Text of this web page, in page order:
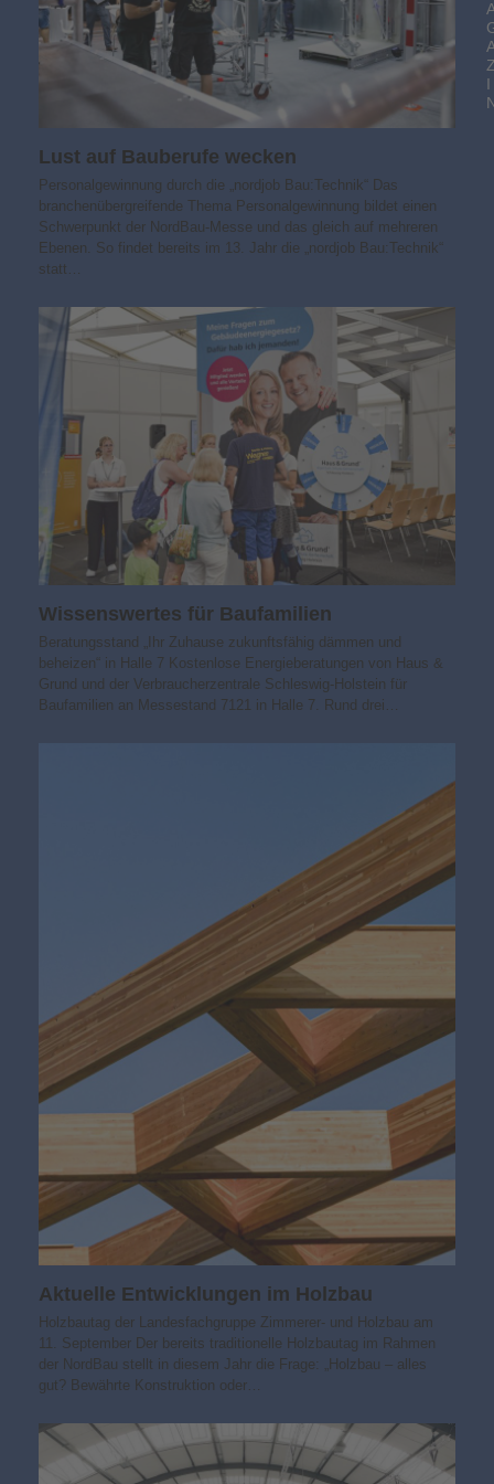
Lust auf Bauberufe wecken
Personalgewinnung durch die „nordjob Bau:Technik“ Das
branchenübergreifende Thema Personalgewinnung bildet einen
Schwerpunkt der NordBau-Messe und das gleich auf mehreren
Ebenen. So findet bereits im 13. Jahr die „nordjob Bau:Technik“
statt…
Wissens­wertes für Baufamilien
Beratungsstand „Ihr Zuhause zukunfts­fähig dämmen und
beheizen“ in Halle 7 Kostenlose Energieberatungen von Haus &
Grund und der Verbraucherzentrale Schleswig-Holstein für
Baufamilien an Messestand 7121 in Halle 7. Rund drei…
Aktuelle Entwicklungen im Holzbau
Holzbautag der Landesfachgruppe Zimmerer- und Holzbau am
11. September Der bereits traditionelle Holzbautag im Rahmen
der NordBau stellt in diesem Jahr die Frage: „Holzbau – alles
gut? Bewährte Konstruktion oder…
I